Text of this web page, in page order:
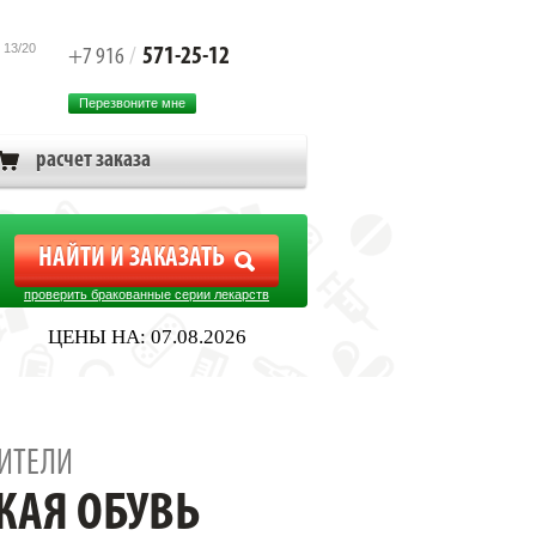
13/20 +7 916 / 571-25-12
Перезвоните мне
расчет заказа
проверить бракованные серии лекарств
ЦЕНЫ НА: 07.08.2026
ОБУВЬ